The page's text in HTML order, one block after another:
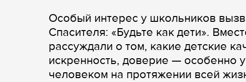
Особый интерес у школьников
Спасителя: «Будьте как дети».
рассуждали о том, какие детские
искренность, доверие — особенно
человеком на протяжении всей